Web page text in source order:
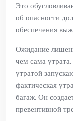
Это
об опасности
обеспечения
Ожидание
чем сама
утратой
фактическая
багаж. Он
превентивной